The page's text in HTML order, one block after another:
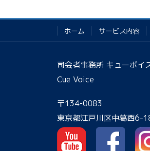
ホーム サービス内容
司会者事務所 キューボイ
Cue Voice
〒134-0083
東京都江戸川区中葛西6-